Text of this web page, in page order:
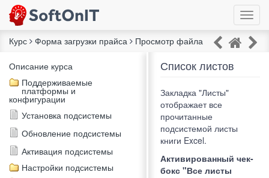
Курс Форма загрузки прайса Просмотр файла
Описание курса
Поддерживаемые
платформы и
конфигурации
Установка подсистемы
Обновление подсистемы
Активация подсистемы
Настройки подсистемы
Список листов
Закладка "Листы"
отображает все
прочитанные
подсистемой листы
книги Excel.
Активированный чек-
бокс "Все листы